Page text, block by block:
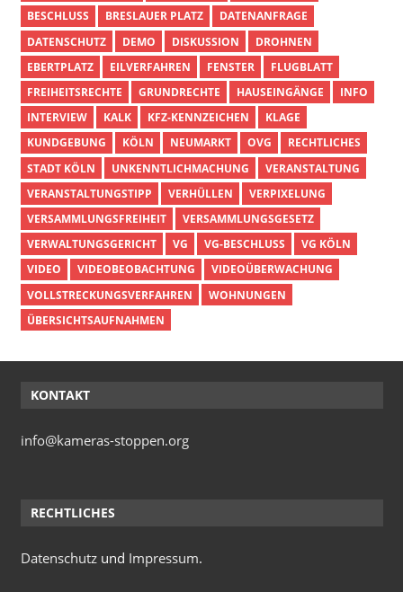
BESCHLUSS
BRESLAUER PLATZ
DATENANFRAGE
DATENSCHUTZ
DEMO DISKUSSION
DROHNEN
EBERTPLATZ
EILVERFAHREN FENSTER
FLUGBLATT
FREIHEITSRECHTE
GRUNDRECHTE HAUSEINGÄNGE
INFO
INTERVIEW
KALK KFZ-KENNZEICHEN
KLAGE
KUNDGEBUNG
KÖLN NEUMARKT OVG
RECHTLICHES
STADT KÖLN
UNKENNTLICHMACHUNG
VERANSTALTUNG
VERANSTALTUNGSTIPP
VERHÜLLEN
VERPIXELUNG
VERSAMMLUNGSFREIHEIT
VERSAMMLUNGSGESETZ
VERWALTUNGSGERICHT
VG VG-BESCHLUSS
VG KÖLN
VIDEO
VIDEOBEOBACHTUNG
VIDEOÜBERWACHUNG
VOLLSTRECKUNGSVERFAHREN
WOHNUNGEN
ÜBERSICHTSAUFNAHMEN
KONTAKT
info@kameras-stoppen.org
RECHTLICHES
Datenschutzund Impressum.